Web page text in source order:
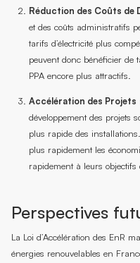
Réduction des Coûts de
et des coûts administratifs
tarifs d’électricité plus
peuvent donc bénéficier de
PPA encore plus attractifs.
Accélération des Projets
développement des projets
plus rapide des
plus rapidement les
rapidement à leurs objectifs
Perspectives
La Loi d’Accélération des EnR
énergies renouvelables en